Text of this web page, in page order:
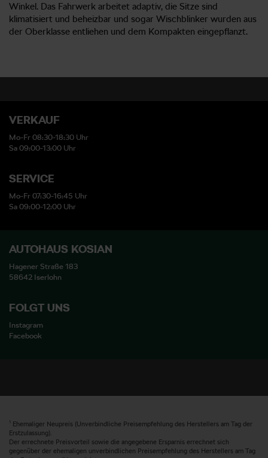
Winkel. Das Fahrwerk arbeitet adaptiv, die Sitze sind
klimatisiert und beheizbar und sogar Wischblinker wurden aus
der Oberklasse entliehen und dem Kompakten eingepflanzt.
VERKAUF
Mo-Fr 08:30-18:30 Uhr
Sa 09:00-13:00 Uhr
SERVICE
Mo-Fr 07:30-16:45 Uhr
Sa 09:00-12:00 Uhr
AUTOHAUS KOSIAN
Hagener Straße 183
58642 Iserlohn
FOLGT UNS
Instagram
Facebook
1 Ehemaliger Neupreis (Unverbindliche Preisempfehlung des Herstellers am Tag der
Erstzulassung).
Der errechnete Preisvorteil sowie die angegebene Ersparnis errechnet sich
gegenüber der ehemaligen unverbindlichen Preisempfehlung des Herstellers am Tag